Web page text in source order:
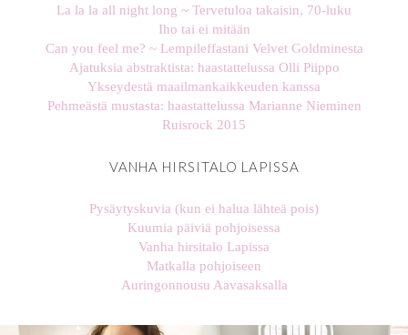
La la la all night long ~ Tervetuloa takaisin, 70-luku
Iho tai ei mitään
Can you feel me? ~ Lempileffastani Velvet Goldminesta
Ajatuksia abstraktista: haastattelussa Olli Piippo
Ykseydestä maailmankaikkeuden kanssa
Pehmeästä mustasta: haastattelussa Marianne Nieminen
Ruisrock 2015
VANHA HIRSITALO LAPISSA
Pysäytyskuvia (kun ei halua lähteä pois)
Kuumia päiviä pohjoisessa
Vanha hirsitalo Lapissa
Matkalla pohjoiseen
Auringonnousu Aavasaksalla